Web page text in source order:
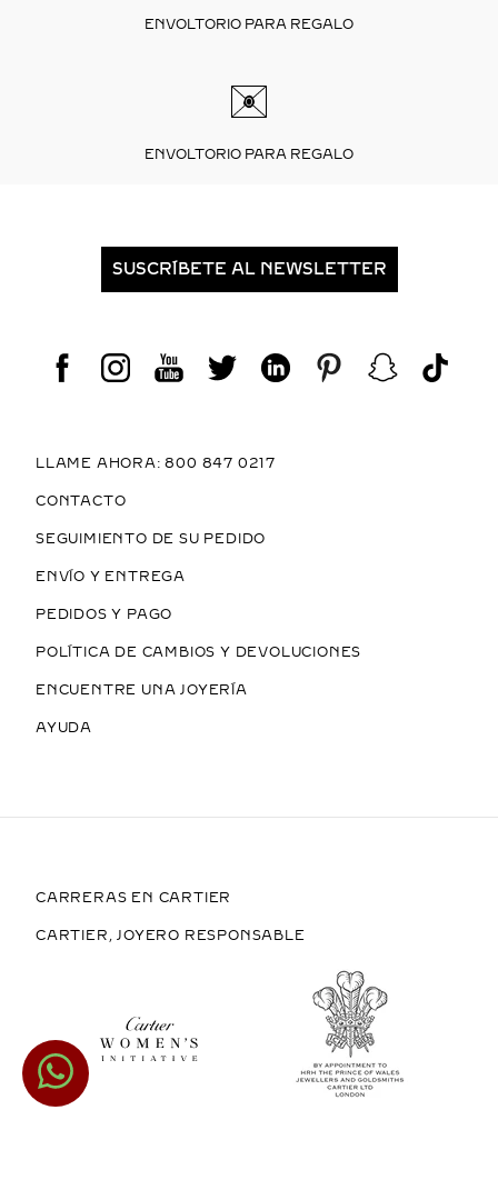
ENVOLTORIO PARA REGALO
ENVOLTORIO PARA REGALO
SUSCRÍBETE AL NEWSLETTER
LLAME AHORA: 800 847 0217
CONTACTO
SEGUIMIENTO DE SU PEDIDO
ENVÍO Y ENTREGA
PEDIDOS Y PAGO
POLÍTICA DE CAMBIOS Y DEVOLUCIONES
ENCUENTRE UNA JOYERÍA
AYUDA
CARRERAS EN CARTIER
CARTIER, JOYERO RESPONSABLE